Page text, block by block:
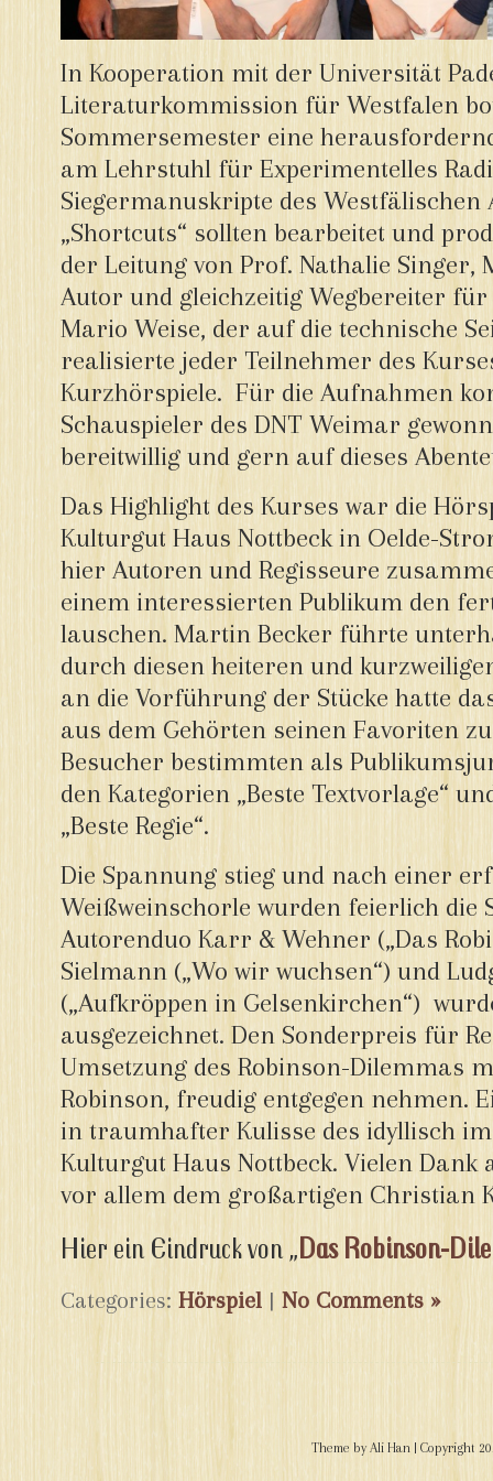
In Kooperation mit der Universität
Literaturkommission für Westfalen
Sommersemester eine
am Lehrstuhl für Experimentelles
Siegermanuskripte des Westfälischen
„Shortcuts“ sollten bearbeitet und
der Leitung von Prof. Nathalie Singer,
Autor und gleichzeitig Wegbereiter
Mario Weise, der auf die technische
realisierte jeder Teilnehmer des
Kurzhörspiele. Für die Aufnahmen
Schauspieler des DNT Weimar
bereitwillig und gern auf dieses
Das Highlight des Kurses war die
Kulturgut Haus Nottbeck in Oelde-
hier Autoren und Regisseure
einem interessierten Publikum den
lauschen. Martin Becker führte
durch diesen heiteren und
an die Vorführung der Stücke hatte
aus dem Gehörten seinen Favoriten
Besucher bestimmten als
den Kategorien „Beste Textvorlage“
„Beste Regie“.
Die Spannung stieg und nach einer
Weißweinschorle wurden feierlich die
Autorenduo Karr & Wehner („Das
Sielmann („Wo wir wuchsen“) und
(„Aufkröppen in Gelsenkirchen“)
ausgezeichnet. Den Sonderpreis für
Umsetzung des Robinson-Dilemmas
Robinson, freudig entgegen nehmen.
in traumhafter Kulisse des idyllisch
Kulturgut Haus Nottbeck. Vielen Dank
vor allem dem großartigen Christian
Hier ein Eindruck von „Das Robinson-
Categories: Hörspiel | No Comments »
Theme by Ali Han | Copyright